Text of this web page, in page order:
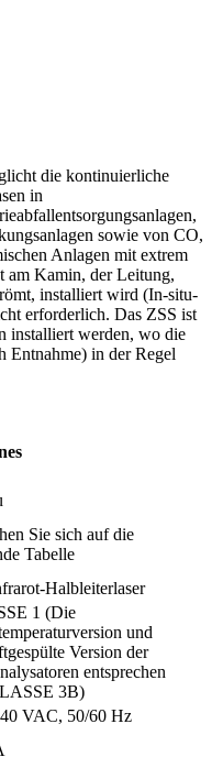
die kontinuierliche
in
sowie von CO,
Anlagen mit extrem
am Kamin, der Leitung,
installiert wird (In-situ-
erforderlich. Das ZSS ist
installiert werden, wo die
Entnahme) in der Regel
Sie sich auf die
Tabelle
Halbleiterlaser
1 (Die
und
Version der
entsprechen
3B)
VAC, 50/60 Hz